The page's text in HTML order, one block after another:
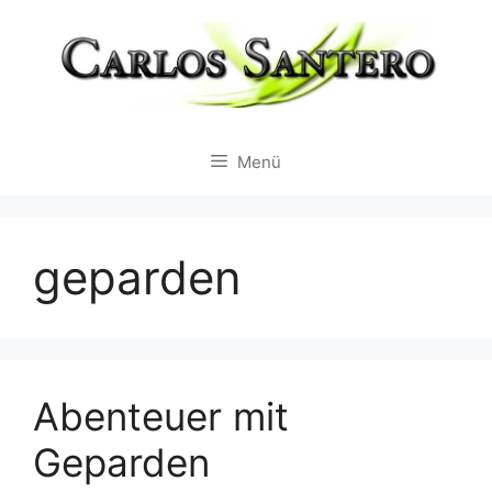
springen
Menü
geparden
Abenteuer mit
Geparden